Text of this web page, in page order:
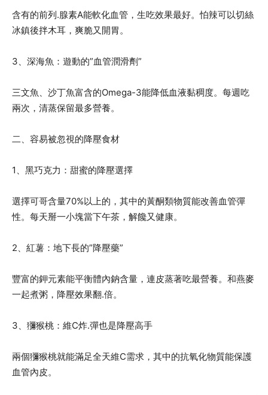
含有的前列.腺素A能軟化血管，生吃效果最好。怕辣可以切絲
冰鎮後拌木耳，爽脆又開胃。
3、深海魚：遊動的”血管潤滑劑”
三文魚、沙丁魚富含的Omega-3能降低血液黏稠度。每週吃
兩次，清蒸保留最多營養。
二、容易被忽視的降壓食材
1、黑巧克力：甜蜜的降壓選擇
選擇可哥含量70%以上的，其中的黃酮類物質能改善血管彈
性。每天掰一小塊當下午茶，解饞又健康。
2、紅薯：地下長的”降壓藥”
豐富的鉀元素能平衡體內鈉含量，連皮蒸著吃最營養。和燕麥
一起煮粥，降壓效果翻.倍。
3、獼猴桃：維C炸.彈也是降壓高手
兩個獼猴桃就能滿足全天維C需求，其中的抗氧化物質能保護
血管內皮。